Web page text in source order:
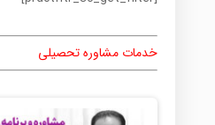
خدمات مشاوره تحصیلی